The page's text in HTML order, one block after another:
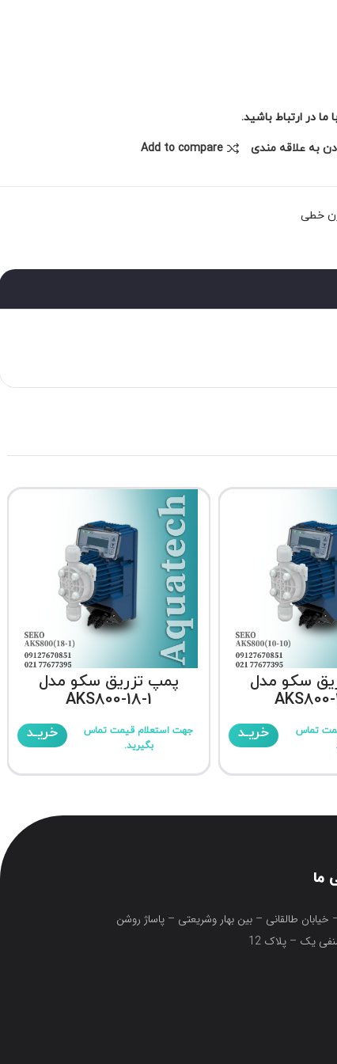
در ارتباط باشید.
به علاقه مندی Add to compare
خطی
سکو مدل
AKS800-
تماس
خریـد
پمپ تزریق سکو مدل
AKS800-18-1
جهت استعلام قیمت تماس
بگیرید.
خریـد
ما
خیابان طالقانی – بین بهار وشریعتی – پاساژ روشن
یک – پلاک 12